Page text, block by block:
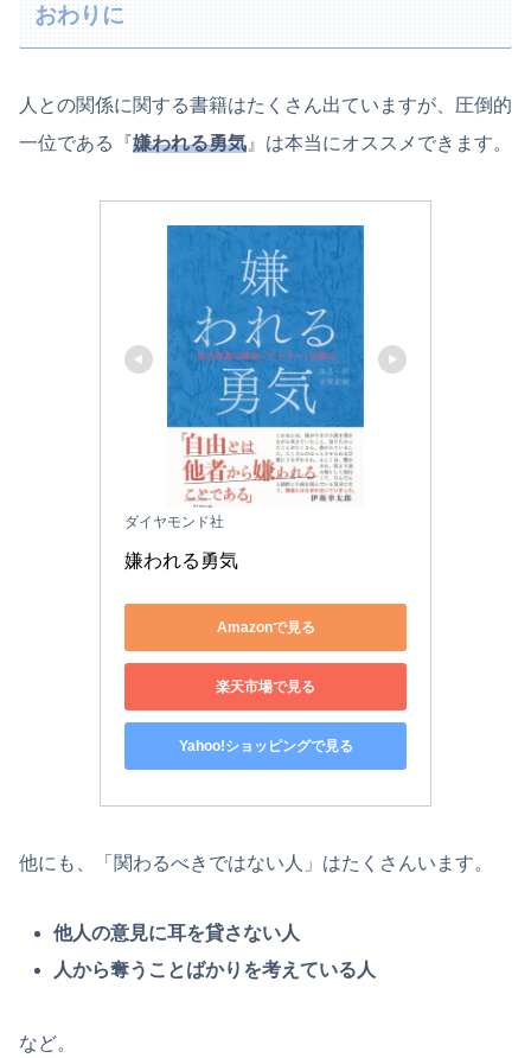
おわりに
人との関係に関する書籍はたくさん出ていますが、圧倒的
一位である『嫌われる勇気』は本当にオススメできます。
ダイヤモンド社
嫌われる勇気
Amazonで見る
楽天市場で見る
Yahoo!ショッピングで見る
他にも、「関わるべきではない人」はたくさんいます。
他人の意見に耳を貸さない人
人から奪うことばかりを考えている人
など。